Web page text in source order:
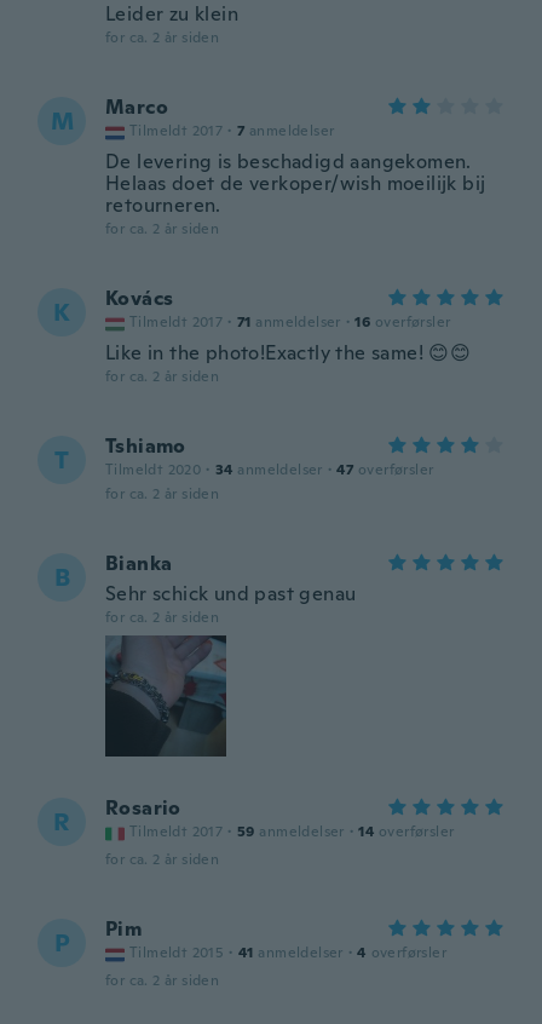
Leider zu klein
for ca. 2 år siden
M Marco
Tilmeldt 2017 · 7 anmeldelser
De levering is beschadigd aangekomen.
Helaas doet de verkoper/wish moeilijk bij
retourneren.
for ca. 2 år siden
K Kovács
Tilmeldt 2017 · 71 anmeldelser · 16 overførsler
Like in the photo!Exactly the same! 😊😊
for ca. 2 år siden
T Tshiamo
Tilmeldt 2020 · 34 anmeldelser · 47 overførsler
for ca. 2 år siden
B
Bianka
Sehr schick und past genau
for ca. 2 år siden
R Rosario
Tilmeldt 2017 · 59 anmeldelser · 14 overførsler
for ca. 2 år siden
P Pim
Tilmeldt 2015 · 41 anmeldelser · 4 overførsler
for ca. 2 år siden